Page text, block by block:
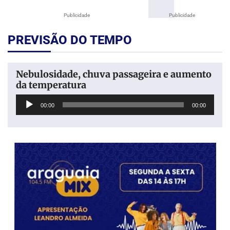
Publicidade Publicidade
PREVISÃO DO TEMPO
Nebulosidade, chuva passageira e aumento
da temperatura
Tocador
00:00 00:00